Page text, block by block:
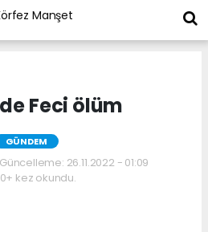
Feci ölüm
GÜNDEM
26.11.2022 - 01:09
kez okundu.